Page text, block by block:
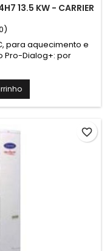
13.5 KW - CARRIER
para aquecimento e
Pro-Dialog+: por
com funções de
Set Point distinto
favorite_border